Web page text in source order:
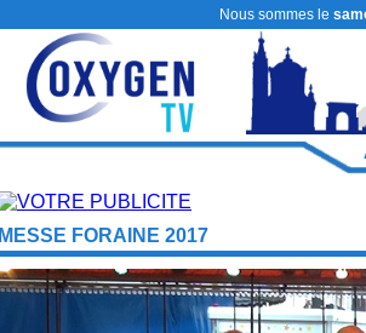
Nous sommes le
MESSE FORAINE 2017